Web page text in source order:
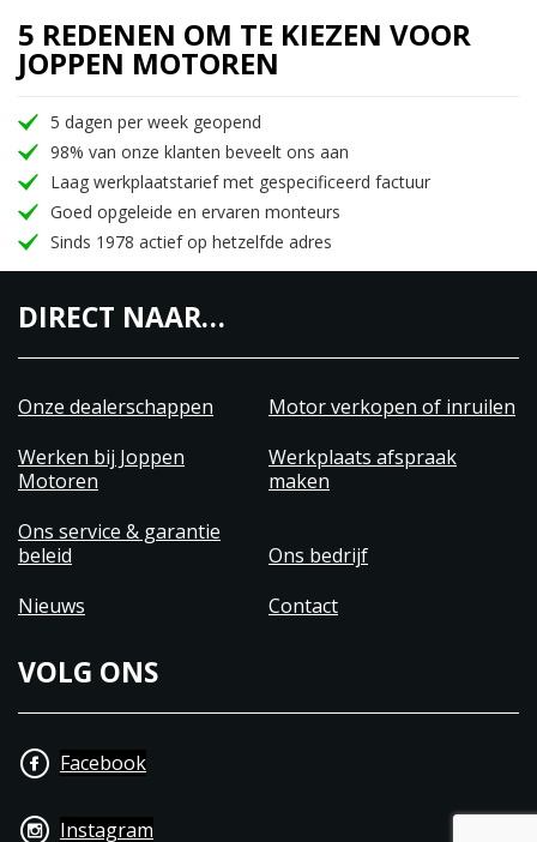
5 REDENEN OM TE KIEZEN VOOR
JOPPEN MOTOREN
5 dagen per week geopend
98% van onze klanten beveelt ons aan
Laag werkplaatstarief met gespecificeerd factuur
Goed opgeleide en ervaren monteurs
Sinds 1978 actief op hetzelfde adres
DIRECT NAAR…
Onze dealerschappen
Motor verkopen of inruilen
Werken bij Joppen
Motoren
Werkplaats afspraak
maken
Ons service & garantie
beleid
Ons bedrijf
Nieuws
Contact
VOLG ONS
Facebook
Instagram